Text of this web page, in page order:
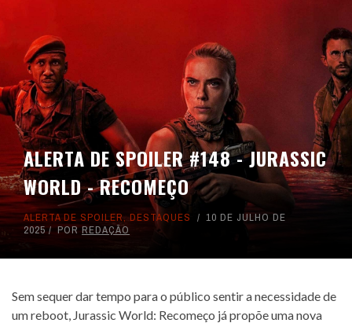
ALERTA DE SPOILER #148 - JURASSIC
WORLD - RECOMEÇO
ALERTA DE SPOILER,DESTAQUES
10 DE JULHO DE
2025
PORREDAÇÃO
Sem sequer dar tempo para o público sentir a necessidade de
um reboot, Jurassic World: Recomeço já propõe uma nova